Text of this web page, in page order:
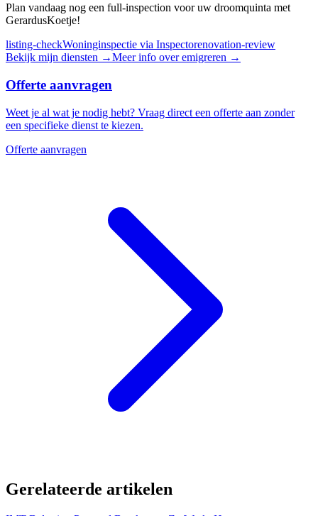
Plan vandaag nog een full-inspection voor uw droomquinta met
GerardusKoetje!
listing-checkWoninginspectie via Inspectorenovation-review
Bekijk mijn diensten →Meer info over emigreren →
Offerte aanvragen
Weet je al wat je nodig hebt? Vraag direct een offerte aan zonder
een specifieke dienst te kiezen.
Offerte aanvragen
Gerelateerde artikelen